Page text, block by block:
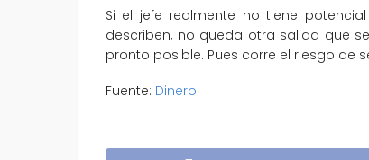
Si el jefe realmente no tiene
describen, no queda otra salida que
pronto posible. Pues corre el riesgo de
Fuente: Dinero